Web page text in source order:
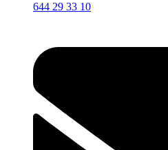
644 29 33 10